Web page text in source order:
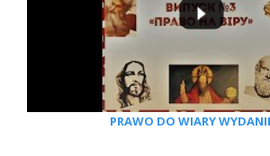
PRAWO DO WIARY